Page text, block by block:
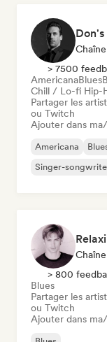
Don's
> 7500
AmericanaBlues
Chill / Lo-fi Hip-
Partager les
ou Twitch
Ajouter dans
Americana
Singer-
> 800
Blues
Partager les
ou Twitch
Ajouter dans